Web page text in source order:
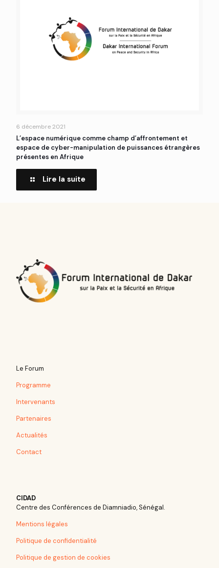
6 décembre 2021
L’espace numérique comme champ d’affrontement et
espace de cyber-manipulation de puissances étrangères
présentes en Afrique
Lire la suite
Le Forum
Programme
Intervenants
Partenaires
Actualités
Contact
CIDAD
Centre des Conférences de Diamniadio, Sénégal.
Mentions légales
Politique de confidentialité
Politique de gestion de cookies